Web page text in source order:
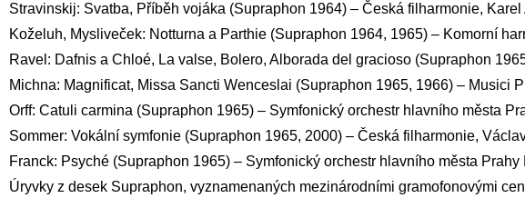
Stravinskij: Svatba, Příběh vojáka (Supraphon 1964) – Česká filharmonie, Karel
Koželuh, Mysliveček: Notturna a Parthie (Supraphon 1964, 1965) – Komorní
Ravel: Dafnis a Chloé, La valse, Bolero, Alborada del gracioso (Supraphon
Michna: Magnificat, Missa Sancti Wenceslai (Supraphon 1965, 1966) – Musici
Orff: Catuli carmina (Supraphon 1965) – Symfonický orchestr hlavního města
Sommer: Vokální symfonie (Supraphon 1965, 2000) – Česká filharmonie,
Franck: Psyché (Supraphon 1965) – Symfonický orchestr hlavního města Prahy
Úryvky z desek Supraphon, vyznamenaných mezinárodními gramofonovými